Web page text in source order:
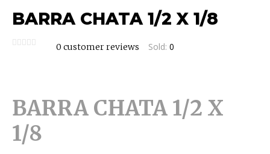
BARRA CHATA 1/2 X 1/8
0 customer reviews Sold: 0
BARRA CHATA 1/2 X
1/8